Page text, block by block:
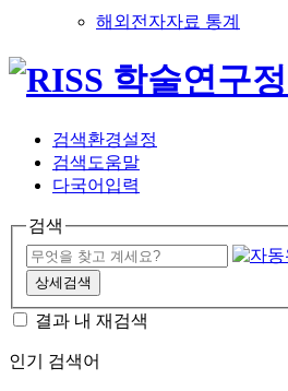
해외전자자료 통계
검색환경설정
검색도움말
다국어입력
검색
상세검색
결과 내 재검색
인기 검색어